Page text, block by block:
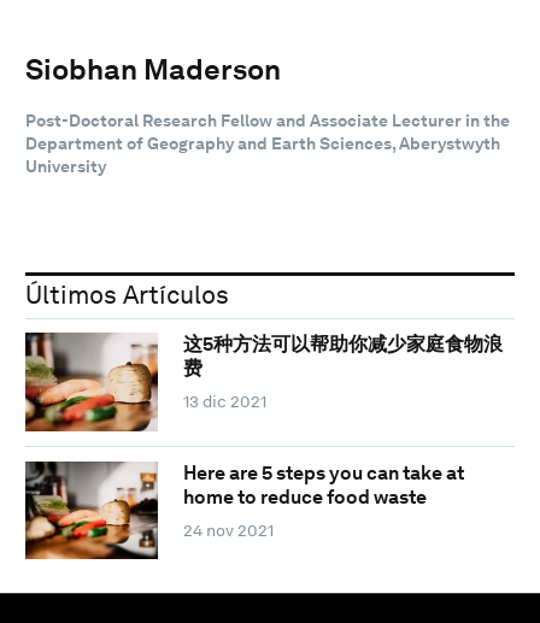
Siobhan Maderson
Post-Doctoral Research Fellow and Associate Lecturer in the
Department of Geography and Earth Sciences, Aberystwyth
University
Últimos Artículos
这5种方法可以帮助你减少家庭食物浪
费
13 dic 2021
Here are 5 steps you can take at
home to reduce food waste
24 nov 2021